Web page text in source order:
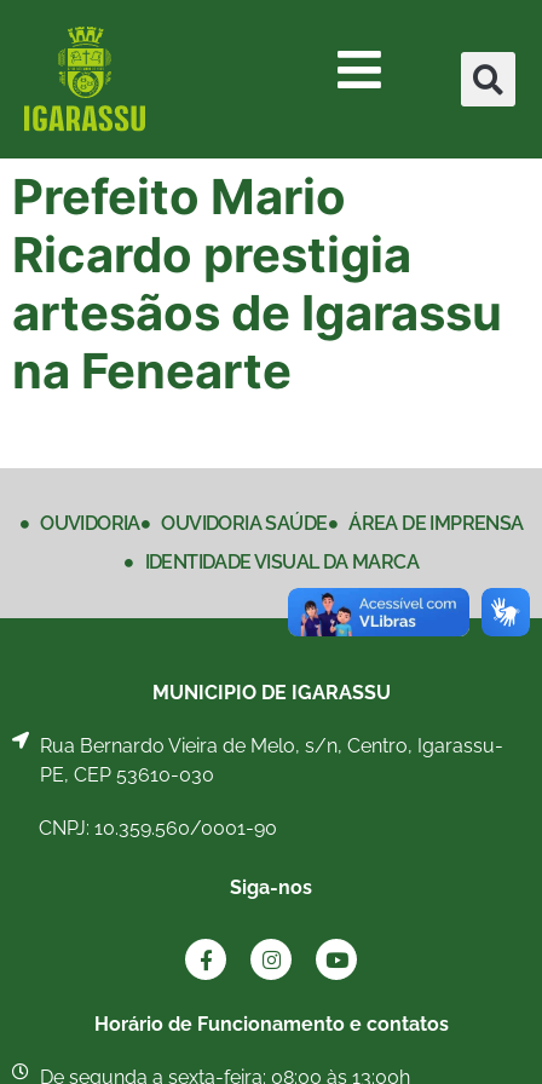
Prefeito Mario
Ricardo prestigia
artesãos de Igarassu
na Fenearte
OUVIDORIA OUVIDORIA SAÚDE
ÁREA DE IMPRENSA
IDENTIDADE VISUAL DA MARCA
MUNICIPIO DE IGARASSU
Rua Bernardo Vieira de Melo, s/n, Centro, Igarassu-
PE, CEP 53610-030
CNPJ: 10.359.560/0001-90
Siga-nos
Horário de Funcionamento e contatos
De segunda a sexta-feira: 08:00 às 13:00h